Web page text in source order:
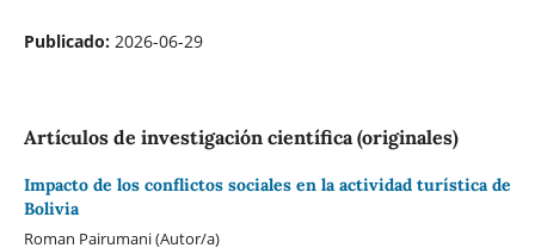
Publicado: 2026-06-29
Artículos de investigación científica (originales)
Impacto de los conflictos sociales en la actividad turística de
Bolivia
Roman Pairumani (Autor/a)